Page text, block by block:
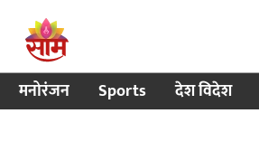
मनोरंजन Sports देश विदेश